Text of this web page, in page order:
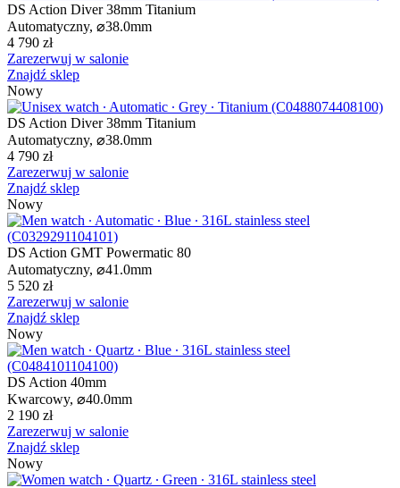
DS Action Diver 38mm Titanium
Automatyczny, ⌀38.0mm
4 790 zł
Zarezerwuj w salonie
Znajdź sklep
Nowy
DS Action Diver 38mm Titanium
Automatyczny, ⌀38.0mm
4 790 zł
Zarezerwuj w salonie
Znajdź sklep
Nowy
DS Action GMT Powermatic 80
Automatyczny, ⌀41.0mm
5 520 zł
Zarezerwuj w salonie
Znajdź sklep
Nowy
DS Action 40mm
Kwarcowy, ⌀40.0mm
2 190 zł
Zarezerwuj w salonie
Znajdź sklep
Nowy